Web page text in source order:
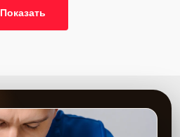
Показать